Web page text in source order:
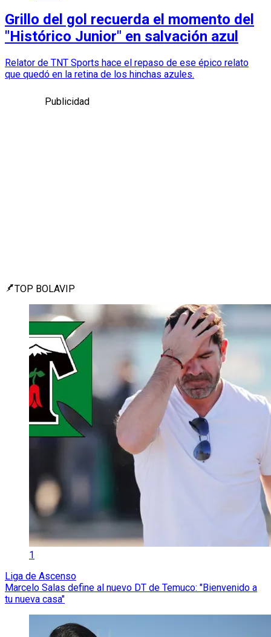
Grillo del gol recuerda el momento del
"Histórico Junior" en salvación azul
Relator de TNT Sports hace el repaso de ese épico relato
que quedó en la retina de los hinchas azules.
Publicidad
TOP BOLAVIP
1
Liga de Ascenso
Marcelo Salas define al nuevo DT de Temuco: "Bienvenido a
tu nueva casa"